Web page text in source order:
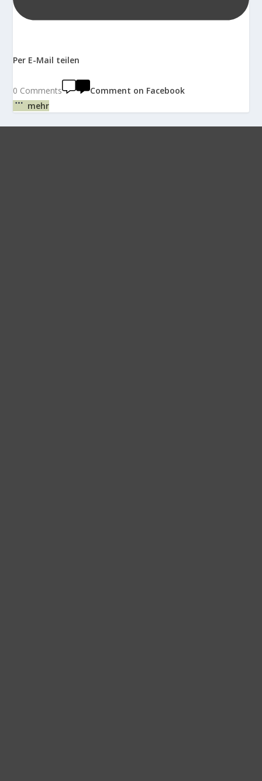
Per E-Mail teilen
0 Comments
Comment on Facebook
mehr